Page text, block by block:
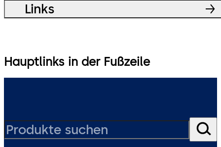
Links
Hauptlinks in der Fußzeile